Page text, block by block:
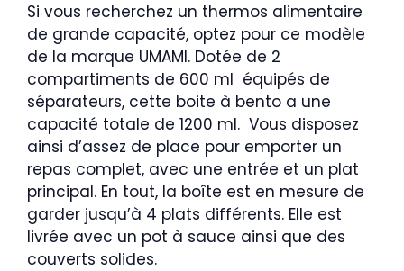
Si vous recherchez un thermos alimentaire
de grande capacité, optez pour ce modèle
de la marque UMAMI. Dotée de 2
compartiments de 600 ml équipés de
séparateurs, cette boite à bento a une
capacité totale de 1200 ml. Vous disposez
ainsi d’assez de place pour emporter un
repas complet, avec une entrée et un plat
principal. En tout, la boîte est en mesure de
garder jusqu’à 4 plats différents. Elle est
livrée avec un pot à sauce ainsi que des
couverts solides.